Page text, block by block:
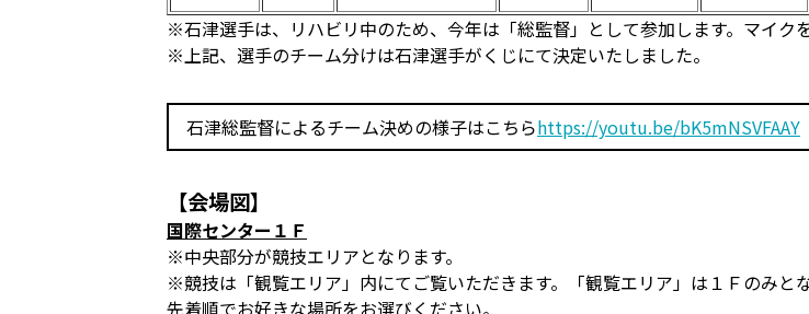
※石津選手は、リハビリ中のため、今年は「総監督」として参加します。マイク
※上記、選手のチーム分けは石津選手がくじにて決定いたしました。
石津総監督によるチーム決めの様子はこちらhttps://youtu.be/bK5mNSVFAAY
【会場図】
国際センター１Ｆ
※中央部分が競技エリアとなります。
※競技は「観覧エリア」内にてご覧いただきます。「観覧エリア」は１Ｆのみとな
先着順でお好きな場所をお選びください。